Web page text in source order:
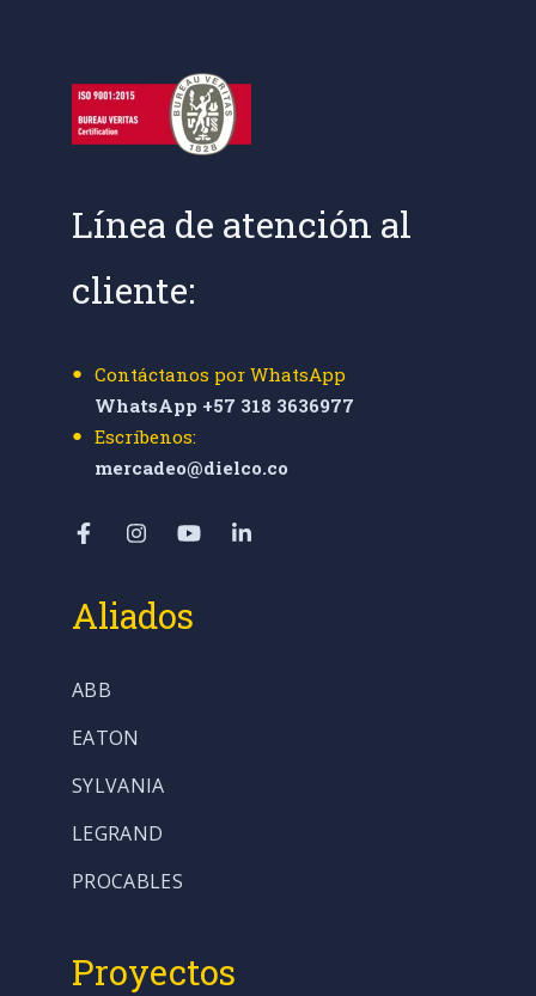
Línea de atención al
cliente:
Contáctanos por WhatsApp
WhatsApp +57 318 3636977
Escríbenos:
mercadeo@dielco.co
Aliados
ABB
EATON
SYLVANIA
LEGRAND
PROCABLES
Proyectos